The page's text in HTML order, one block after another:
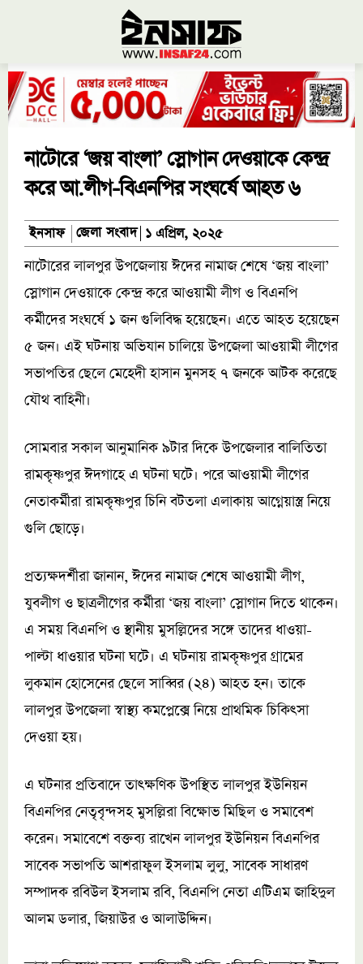
নাটোরে ‘জয় বাংলা’ স্লোগান দেওয়াকে কেন্দ্র
করে আ.লীগ-বিএনপির সংঘর্ষে আহত ৬
ইনসাফ জেলা সংবাদ ১ এপ্রিল, ২০২৫
নাটোরের লালপুর উপজেলায় ঈদের নামাজ শেষে ‘জয় বাংলা’
স্লোগান দেওয়াকে কেন্দ্র করে আওয়ামী লীগ ও বিএনপি
কর্মীদের সংঘর্ষে ১ জন গুলিবিদ্ধ হয়েছেন। এতে আহত হয়েছেন
৫ জন। এই ঘটনায় অভিযান চালিয়ে উপজেলা আওয়ামী লীগের
সভাপতির ছেলে মেহেদী হাসান মুনসহ ৭ জনকে আটক করেছে
যৌথ বাহিনী।
সোমবার সকাল আনুমানিক ৯টার দিকে উপজেলার বালিতিতা
রামকৃষ্ণপুর ঈদগাহে এ ঘটনা ঘটে। পরে আওয়ামী লীগের
নেতাকর্মীরা রামকৃষ্ণপুর চিনি বটতলা এলাকায় আগ্নেয়াস্ত্র নিয়ে
গুলি ছোড়ে।
প্রত্যক্ষদর্শীরা জানান, ঈদের নামাজ শেষে আওয়ামী লীগ,
যুবলীগ ও ছাত্রলীগের কর্মীরা ‘জয় বাংলা’ স্লোগান দিতে থাকেন।
এ সময় বিএনপি ও স্থানীয় মুসল্লিদের সঙ্গে তাদের ধাওয়া-
পাল্টা ধাওয়ার ঘটনা ঘটে। এ ঘটনায় রামকৃষ্ণপুর গ্রামের
লুকমান হোসেনের ছেলে সাব্বির (২৪) আহত হন। তাকে
লালপুর উপজেলা স্বাস্থ্য কমপ্লেক্সে নিয়ে প্রাথমিক চিকিৎসা
দেওয়া হয়।
এ ঘটনার প্রতিবাদে তাৎক্ষণিক উপস্থিত লালপুর ইউনিয়ন
বিএনপির নেতৃবৃন্দসহ মুসল্লিরা বিক্ষোভ মিছিল ও সমাবেশ
করেন। সমাবেশে বক্তব্য রাখেন লালপুর ইউনিয়ন বিএনপির
সাবেক সভাপতি আশরাফুল ইসলাম লুলু, সাবেক সাধারণ
সম্পাদক রবিউল ইসলাম রবি, বিএনপি নেতা এটিএম জাহিদুল
আলম ডলার, জিয়াউর ও আলাউদ্দিন।